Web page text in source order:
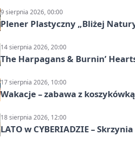
9 sierpnia 2026, 00:00
Plener Plastyczny „Bliżej
14 sierpnia 2026, 20:00
The Harpagans & Burnin’
17 sierpnia 2026, 10:00
Wakacje – zabawa z koszykówką
18 sierpnia 2026, 12:00
LATO w CYBERIADZIE –